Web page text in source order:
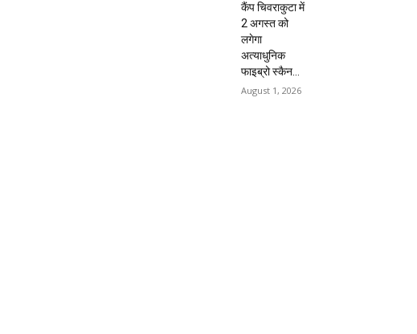
कैंप चिवराकुटा में
2 अगस्त को
लगेगा
अत्याधुनिक
फाइब्रो स्कैन...
August 1, 2026